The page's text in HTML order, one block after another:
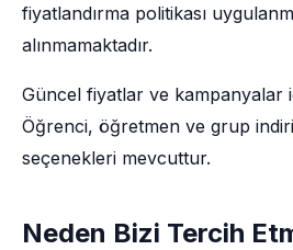
fiyatlandırma politikası
alınmamaktadır.
Güncel fiyatlar ve kampanyalar
Öğrenci, öğretmen ve grup
seçenekleri mevcuttur.
Neden Bizi Tercih